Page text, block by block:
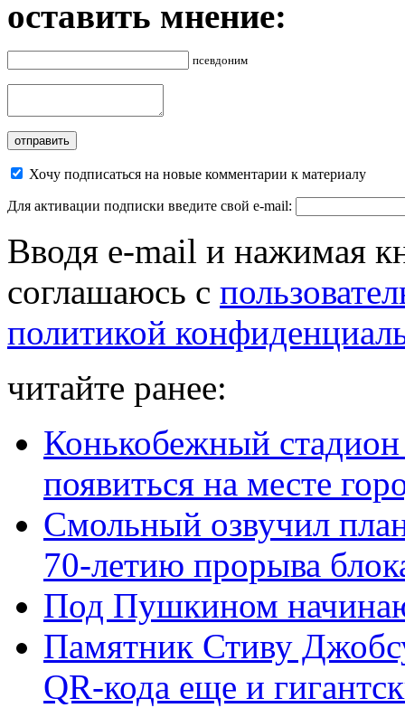
оставить мнение:
псевдоним
Хочу подписаться на новые комментарии к материалу
Для активации подписки введите свой e-mail:
Вводя e-mail и нажимая
соглашаюсь с
политикой
читайте ранее:
Конькобежный
появиться на месте
Смольный озвучил
70-летию прорыва
Под Пушкином
Памятник Стиву
QR-кода еще и